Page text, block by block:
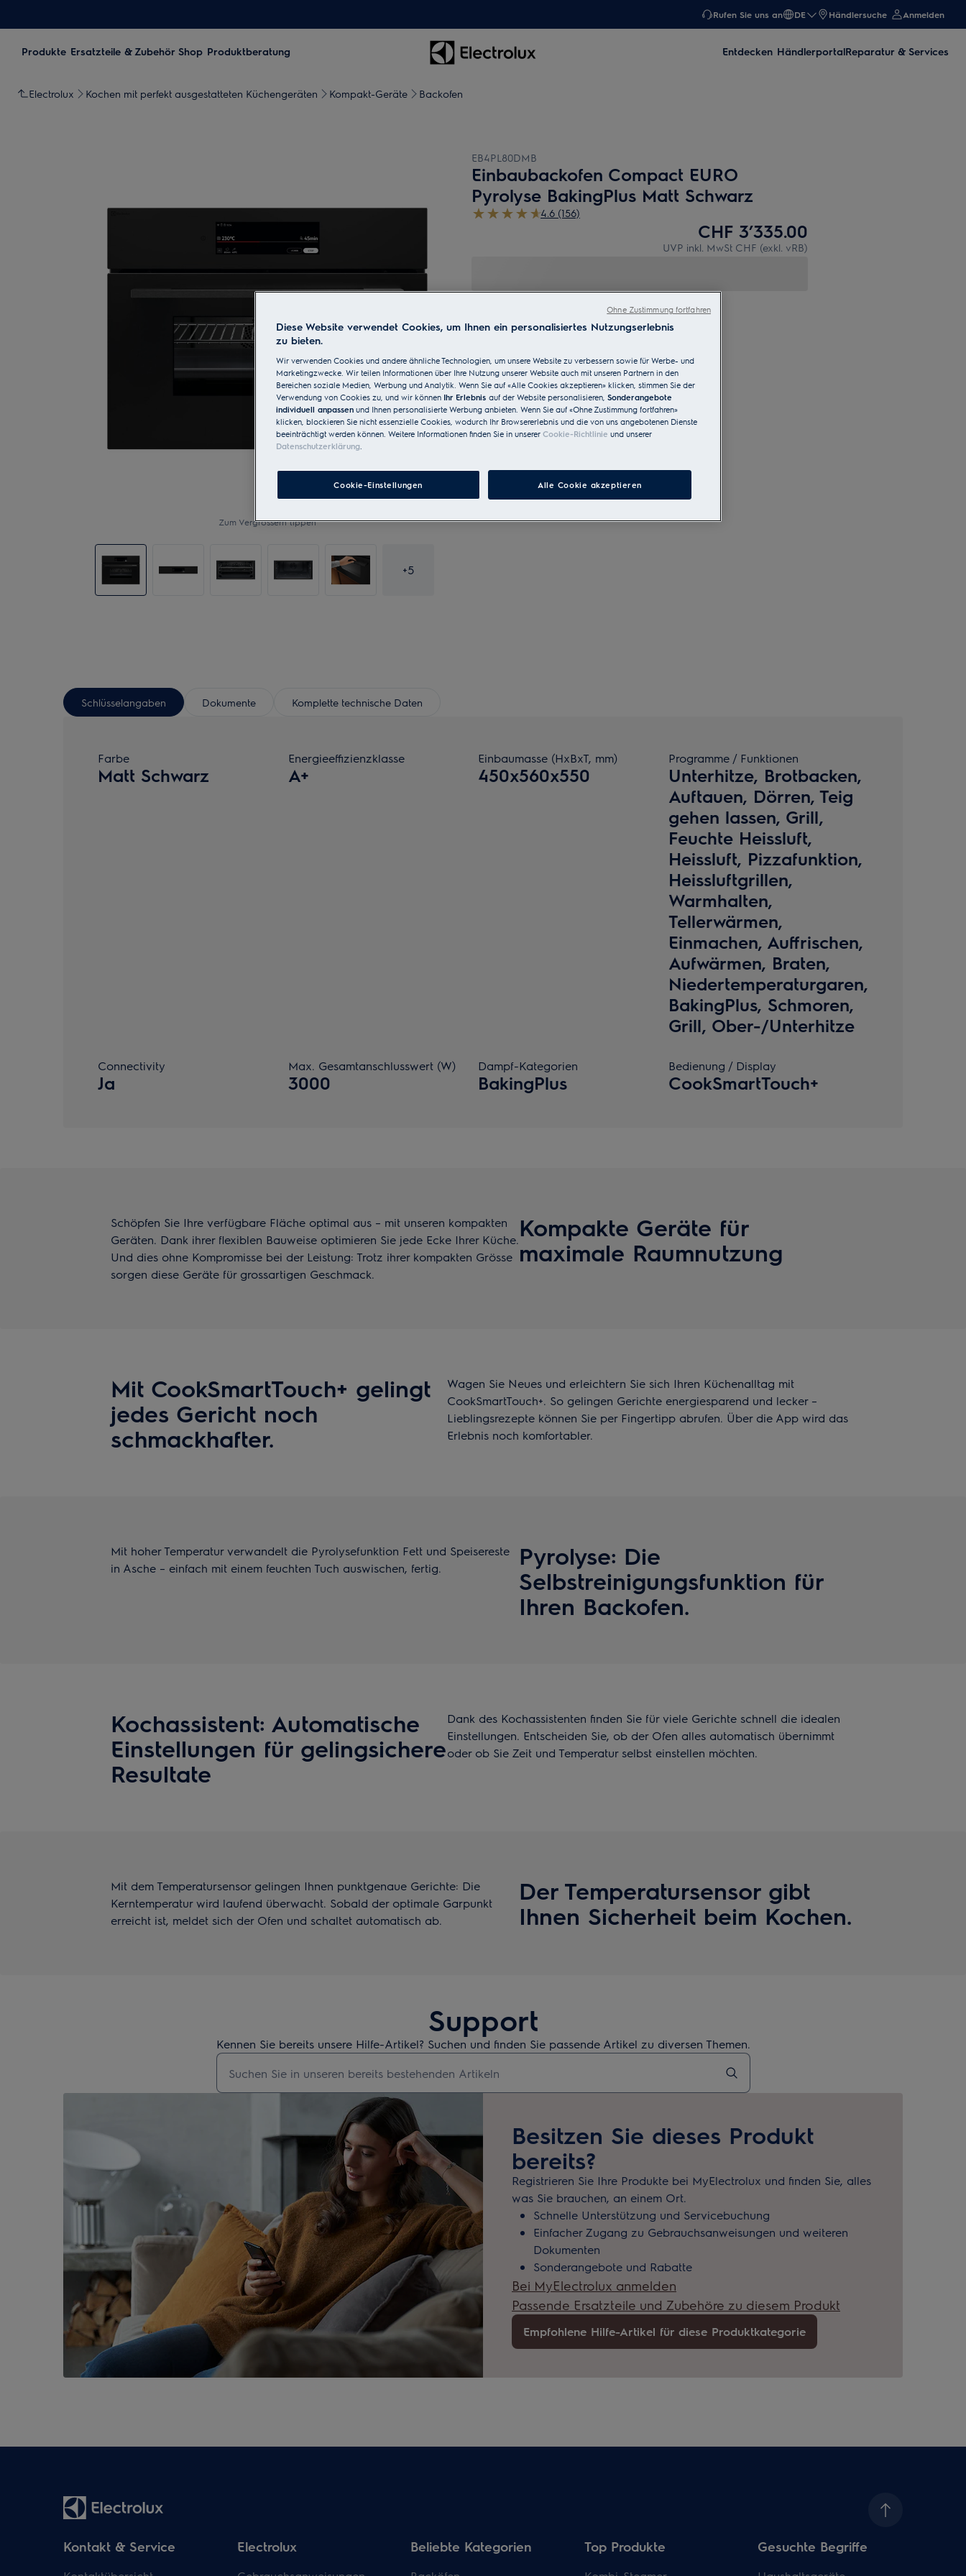
Rufen Sie uns an DE Händlersuche Anmelden
Produkte Ersatzteile & Zubehör Shop Produktberatung Entdecken HändlerportalReparatur & Services
Electrolux Kochen mit perfekt ausgestatteten Küchengeräten Kompakt-Geräte Backofen
Zum Vergrössern tippen
+5
EB4PL80DMB
Einbaubackofen Compact EURO
Pyrolyse BakingPlus Matt Schwarz
4.6 (156)
CHF 3’335.00
UVP inkl. MwSt CHF (exkl. vRB)
Schlüsselangaben Dokumente Komplette technische Daten
Farbe
Matt Schwarz
Energieeffizienzklasse
A+
Einbaumasse (HxBxT, mm)
450x560x550
Programme / Funktionen
Unterhitze, Brotbacken,
Auftauen, Dörren, Teig
gehen lassen, Grill,
Feuchte Heissluft,
Heissluft, Pizzafunktion,
Heissluftgrillen,
Warmhalten,
Tellerwärmen,
Einmachen, Auffrischen,
Aufwärmen, Braten,
Niedertemperaturgaren,
BakingPlus, Schmoren,
Grill, Ober-/Unterhitze
Connectivity
Ja
Max. Gesamtanschlusswert (W)
3000
Dampf-Kategorien
BakingPlus
Bedienung / Display
CookSmartTouch+
Kompakte Geräte für
maximale Raumnutzung
Schöpfen Sie Ihre verfügbare Fläche optimal aus – mit unseren kompakten
Geräten. Dank ihrer flexiblen Bauweise optimieren Sie jede Ecke Ihrer Küche.
Und dies ohne Kompromisse bei der Leistung: Trotz ihrer kompakten Grösse
sorgen diese Geräte für grossartigen Geschmack.
Mit CookSmartTouch+ gelingt
jedes Gericht noch
schmackhafter.
Wagen Sie Neues und erleichtern Sie sich Ihren Küchenalltag mit
CookSmartTouch+. So gelingen Gerichte energiesparend und lecker –
Lieblingsrezepte können Sie per Fingertipp abrufen. Über die App wird das
Erlebnis noch komfortabler.
Pyrolyse: Die
Selbstreinigungsfunktion für
Ihren Backofen.
Mit hoher Temperatur verwandelt die Pyrolysefunktion Fett und Speisereste
in Asche – einfach mit einem feuchten Tuch auswischen, fertig.
Kochassistent: Automatische
Einstellungen für gelingsichere
Resultate
Dank des Kochassistenten finden Sie für viele Gerichte schnell die idealen
Einstellungen. Entscheiden Sie, ob der Ofen alles automatisch übernimmt
oder ob Sie Zeit und Temperatur selbst einstellen möchten.
Der Temperatursensor gibt
Ihnen Sicherheit beim Kochen.
Mit dem Temperatursensor gelingen Ihnen punktgenaue Gerichte: Die
Kerntemperatur wird laufend überwacht. Sobald der optimale Garpunkt
erreicht ist, meldet sich der Ofen und schaltet automatisch ab.
Support
Kennen Sie bereits unsere Hilfe-Artikel? Suchen und finden Sie passende Artikel zu diversen Themen.
Geben Sie den Suchbegriff für Support-Artikel ein
Besitzen Sie dieses Produkt
bereits?
Registrieren Sie Ihre Produkte bei MyElectrolux und finden Sie, alles
was Sie brauchen, an einem Ort.
Schnelle Unterstützung und Servicebuchung
Einfacher Zugang zu Gebrauchsanweisungen und weiteren
Dokumenten
Sonderangebote und Rabatte
Bei MyElectrolux anmelden
Passende Ersatzteile und Zubehöre zu diesem Produkt
Empfohlene Hilfe-Artikel für diese Produktkategorie
Kontakt & Service Electrolux Beliebte Kategorien Top Produkte Gesuchte Begriffe
Diese Website verwendet Cookies, um Ihnen ein personalisiertes Nutzungserlebnis
zu bieten.
Wir verwenden Cookies und andere ähnliche Technologien, um unsere Website zu verbessern sowie für Werbe- und
Marketingzwecke. Wir teilen Informationen über Ihre Nutzung unserer Website auch mit unseren Partnern in den
Bereichen soziale Medien, Werbung und Analytik. Wenn Sie auf «Alle Cookies akzeptieren» klicken, stimmen Sie der
Verwendung von Cookies zu, und wir können Ihr Erlebnis auf der Website personalisieren, Sonderangebote
individuell anpassen und Ihnen personalisierte Werbung anbieten. Wenn Sie auf «Ohne Zustimmung fortfahren»
klicken, blockieren Sie nicht essenzielle Cookies, wodurch Ihr Browsererlebnis und die von uns angebotenen Dienste
beeinträchtigt werden können. Weitere Informationen finden Sie in unserer Cookie-Richtlinie und unserer
Datenschutzerklärung
Cookie-Einstellungen Alle Cookie akzeptieren
Ohne Zustimmung fortfahren